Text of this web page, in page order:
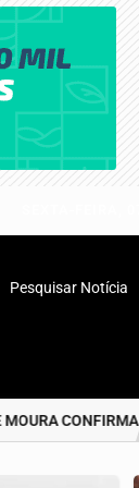
Pesquisar Notícia
CONFIRMA